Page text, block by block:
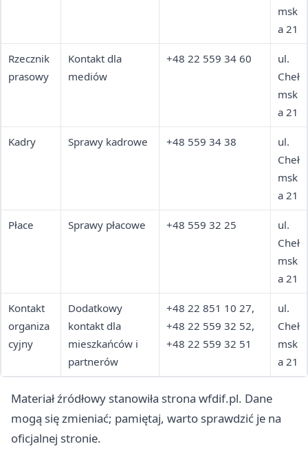
msk
a 21
Rzecznik
prasowy
Kontakt dla
mediów
+48 22 559 34 60
ul.
Cheł
msk
a 21
Kadry Sprawy kadrowe +48 559 34 38
ul.
Cheł
msk
a 21
Płace Sprawy płacowe +48 559 32 25
ul.
Cheł
msk
a 21
Kontakt
organiza
cyjny
Dodatkowy
kontakt dla
mieszkańców i
partnerów
+48 22 851 10 27,
+48 22 559 32 52,
+48 22 559 32 51
ul.
Cheł
msk
a 21
Materiał źródłowy stanowiła strona wfdif.pl. Dane
mogą się zmieniać; pamiętaj, warto sprawdzić je na
oficjalnej stronie.